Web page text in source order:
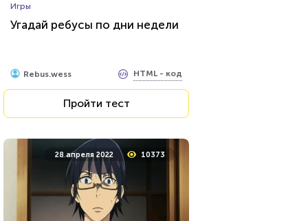
Ребусы №4
Пройти тест
29 декабря 2021
Игры
Угадай ребусы по дни недели
Rebus.wess HTML - код
Пройти тест
28 апреля 2022 10373